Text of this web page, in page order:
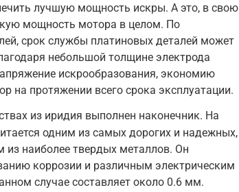
лучшую мощность искры. А это, в свою
мощность мотора в целом. По
срок службы платиновых деталей может
небольшой толщине электрода
искрообразования, экономию
на протяжении всего срока эксплуатации.
из иридия выполнен наконечник. На
одним из самых дорогих и надежных,
из наиболее твердых металлов. Он
коррозии и различным электрическим
случае составляет около 0.6 мм.